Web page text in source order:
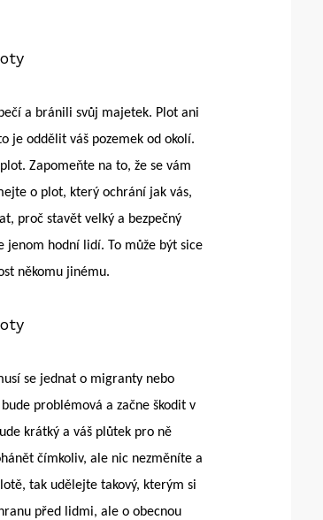
a bránili svůj majetek. Plot ani
je oddělit váš pozemek od okolí.
Zapomeňte na to, že se vám
o plot, který ochrání jak vás,
proč stavět velký a bezpečný
jenom hodní lidí. To může být sice
někomu jinému.
se jednat o migranty nebo
problémová a začne škodit v
krátký a váš plůtek pro ně
čímkoliv, ale nic nezměníte a
tak udělejte takový, kterým si
před lidmi, ale o obecnou